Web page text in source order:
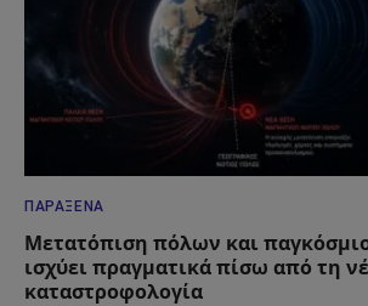
ΠΑΡΆΞΕΝΑ
Μετατόπιση πόλων και
ισχύει πραγματικά πίσω από τη
καταστροφολογία